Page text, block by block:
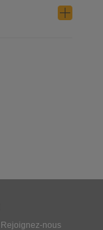
Rejoignez-nous